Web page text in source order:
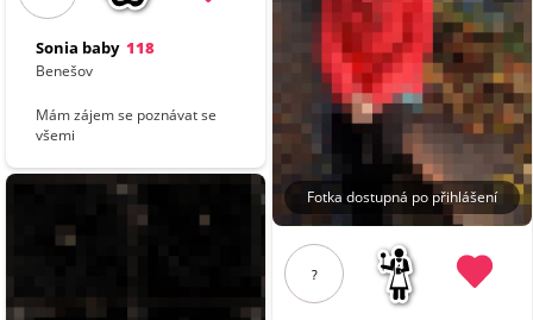
Sonia baby 118
Benešov
Mám zájem se poznávat se
všemi
Fotka dostupná po přihlášení
?